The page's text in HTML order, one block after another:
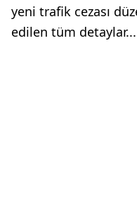
yeni trafik cezası
edilen tüm detaylar...